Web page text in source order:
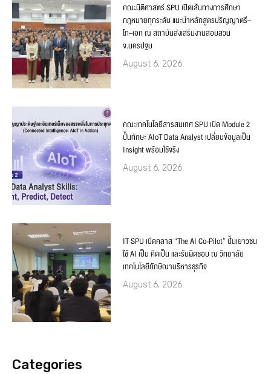
คณะนิติศาสตร์ SPU เปิดเส้นทางการศึกษา
กฎหมายทุกระดับ แนะนำหลักสูตรปริญญาตรี–
โท–เอก ณ สถาบันส่งเสริมงานสอบสวน
จ.นครปฐม
August 6, 2026
คณะเทคโนโลยีสารสนเทศ SPU เปิด Module 2
ปั้นทักษะ AIoT Data Analyst เปลี่ยนข้อมูลเป็น
Insight พร้อมใช้จริง
August 6, 2026
IT SPU เปิดคลาส “The AI Co-Pilot” ปั้นเยาวชน
ใช้ AI เป็น คิดเป็น และรับผิดชอบ ณ วิทยาลัย
เทคโนโลยีทักษิณาบริหารธุรกิจ
August 6, 2026
Categories